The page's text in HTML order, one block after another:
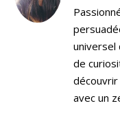
universel
de
avec un